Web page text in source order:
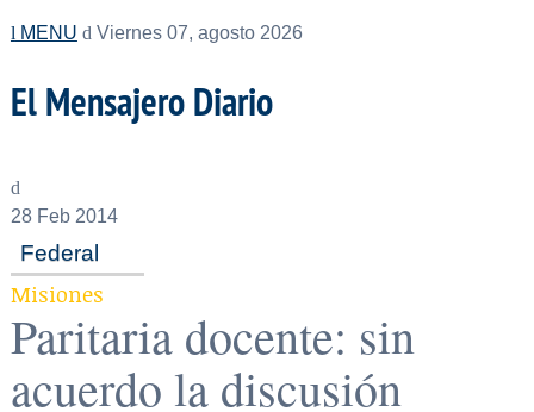
MENU Viernes 07, agosto 2026
El Mensajero Diario
28Feb 2014
Federal
Misiones
Paritaria docente: sin
acuerdo la discusión